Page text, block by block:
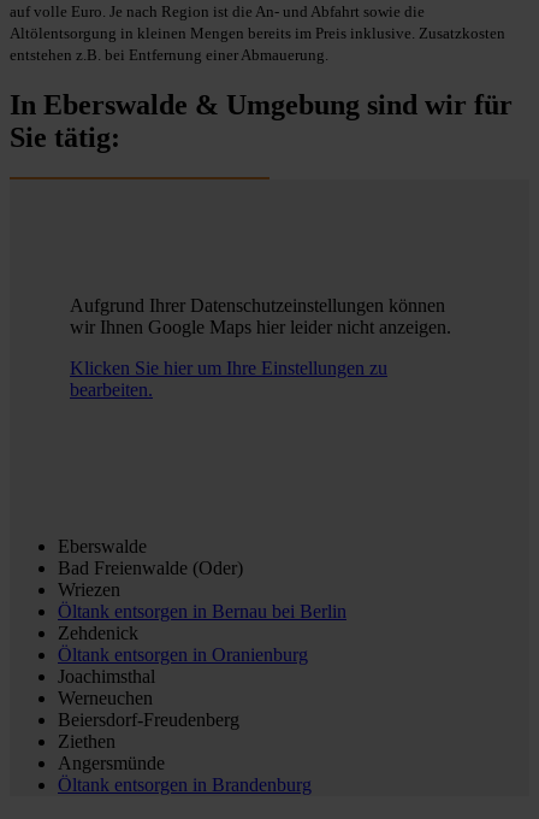
auf volle Euro. Je nach Region ist die An- und Abfahrt sowie die
Altölentsorgung in kleinen Mengen bereits im Preis inklusive. Zusatzkosten
entstehen z.B. bei Entfernung einer Abmauerung.
In Eberswalde & Umgebung sind wir für
Sie tätig:
Aufgrund Ihrer Datenschutzeinstellungen können
wir Ihnen Google Maps hier leider nicht anzeigen.
Klicken Sie hier um Ihre Einstellungen zu
bearbeiten.
Eberswalde
Bad Freienwalde (Oder)
Wriezen
Öltank entsorgen in Bernau bei Berlin
Zehdenick
Öltank entsorgen in Oranienburg
Joachimsthal
Werneuchen
Beiersdorf-Freudenberg
Ziethen
Angersmünde
Öltank entsorgen in Brandenburg